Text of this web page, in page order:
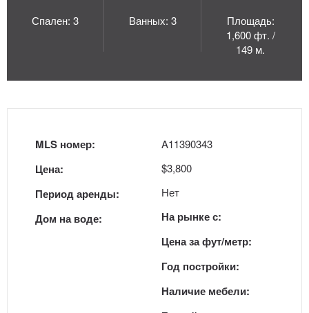
Спален: 3 Ванных: 3
Площадь:
1,600 фт. /
149 м.
MLS номер:
Цена:
Период аренды:
Дом на воде:
A11390343
$3,800
Нет
На рынке с:
Цена за фут/метр:
Год постройки:
Наличие мебели: